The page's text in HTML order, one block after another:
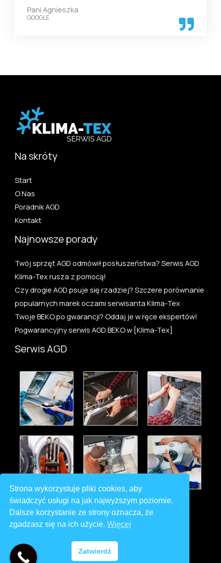
Pani Agnieszka
GOOGLE
Na skróty
Start
O Nas
Poradnik AGD
Kontakt
Najnowsze porady
Twój sprzęt AGD odmówił posłuszeństwa? Serwis AGD
Klima-Tex rusza z pomocą!
Czy drogie AGD psuje się rzadziej? Szczere porównanie
popularnych marek oczami serwisanta Klima-Tex
Twoje BEKO po gwarancji? Oddaj je w ręce ekspertów!
Pogwarancyjny serwis AGD BEKO w [Klima-Tex]
Serwis AGD
Copyright © 2026 Klima Tex
Strona wykorzystuje pliki cookies, aby
świadczyć usługi na jak najwyższym poziomie.
Dalsze korzystanie ze strony oznacza, że
zgadzasz się na ich użycie.Więcej
Zatwierdź